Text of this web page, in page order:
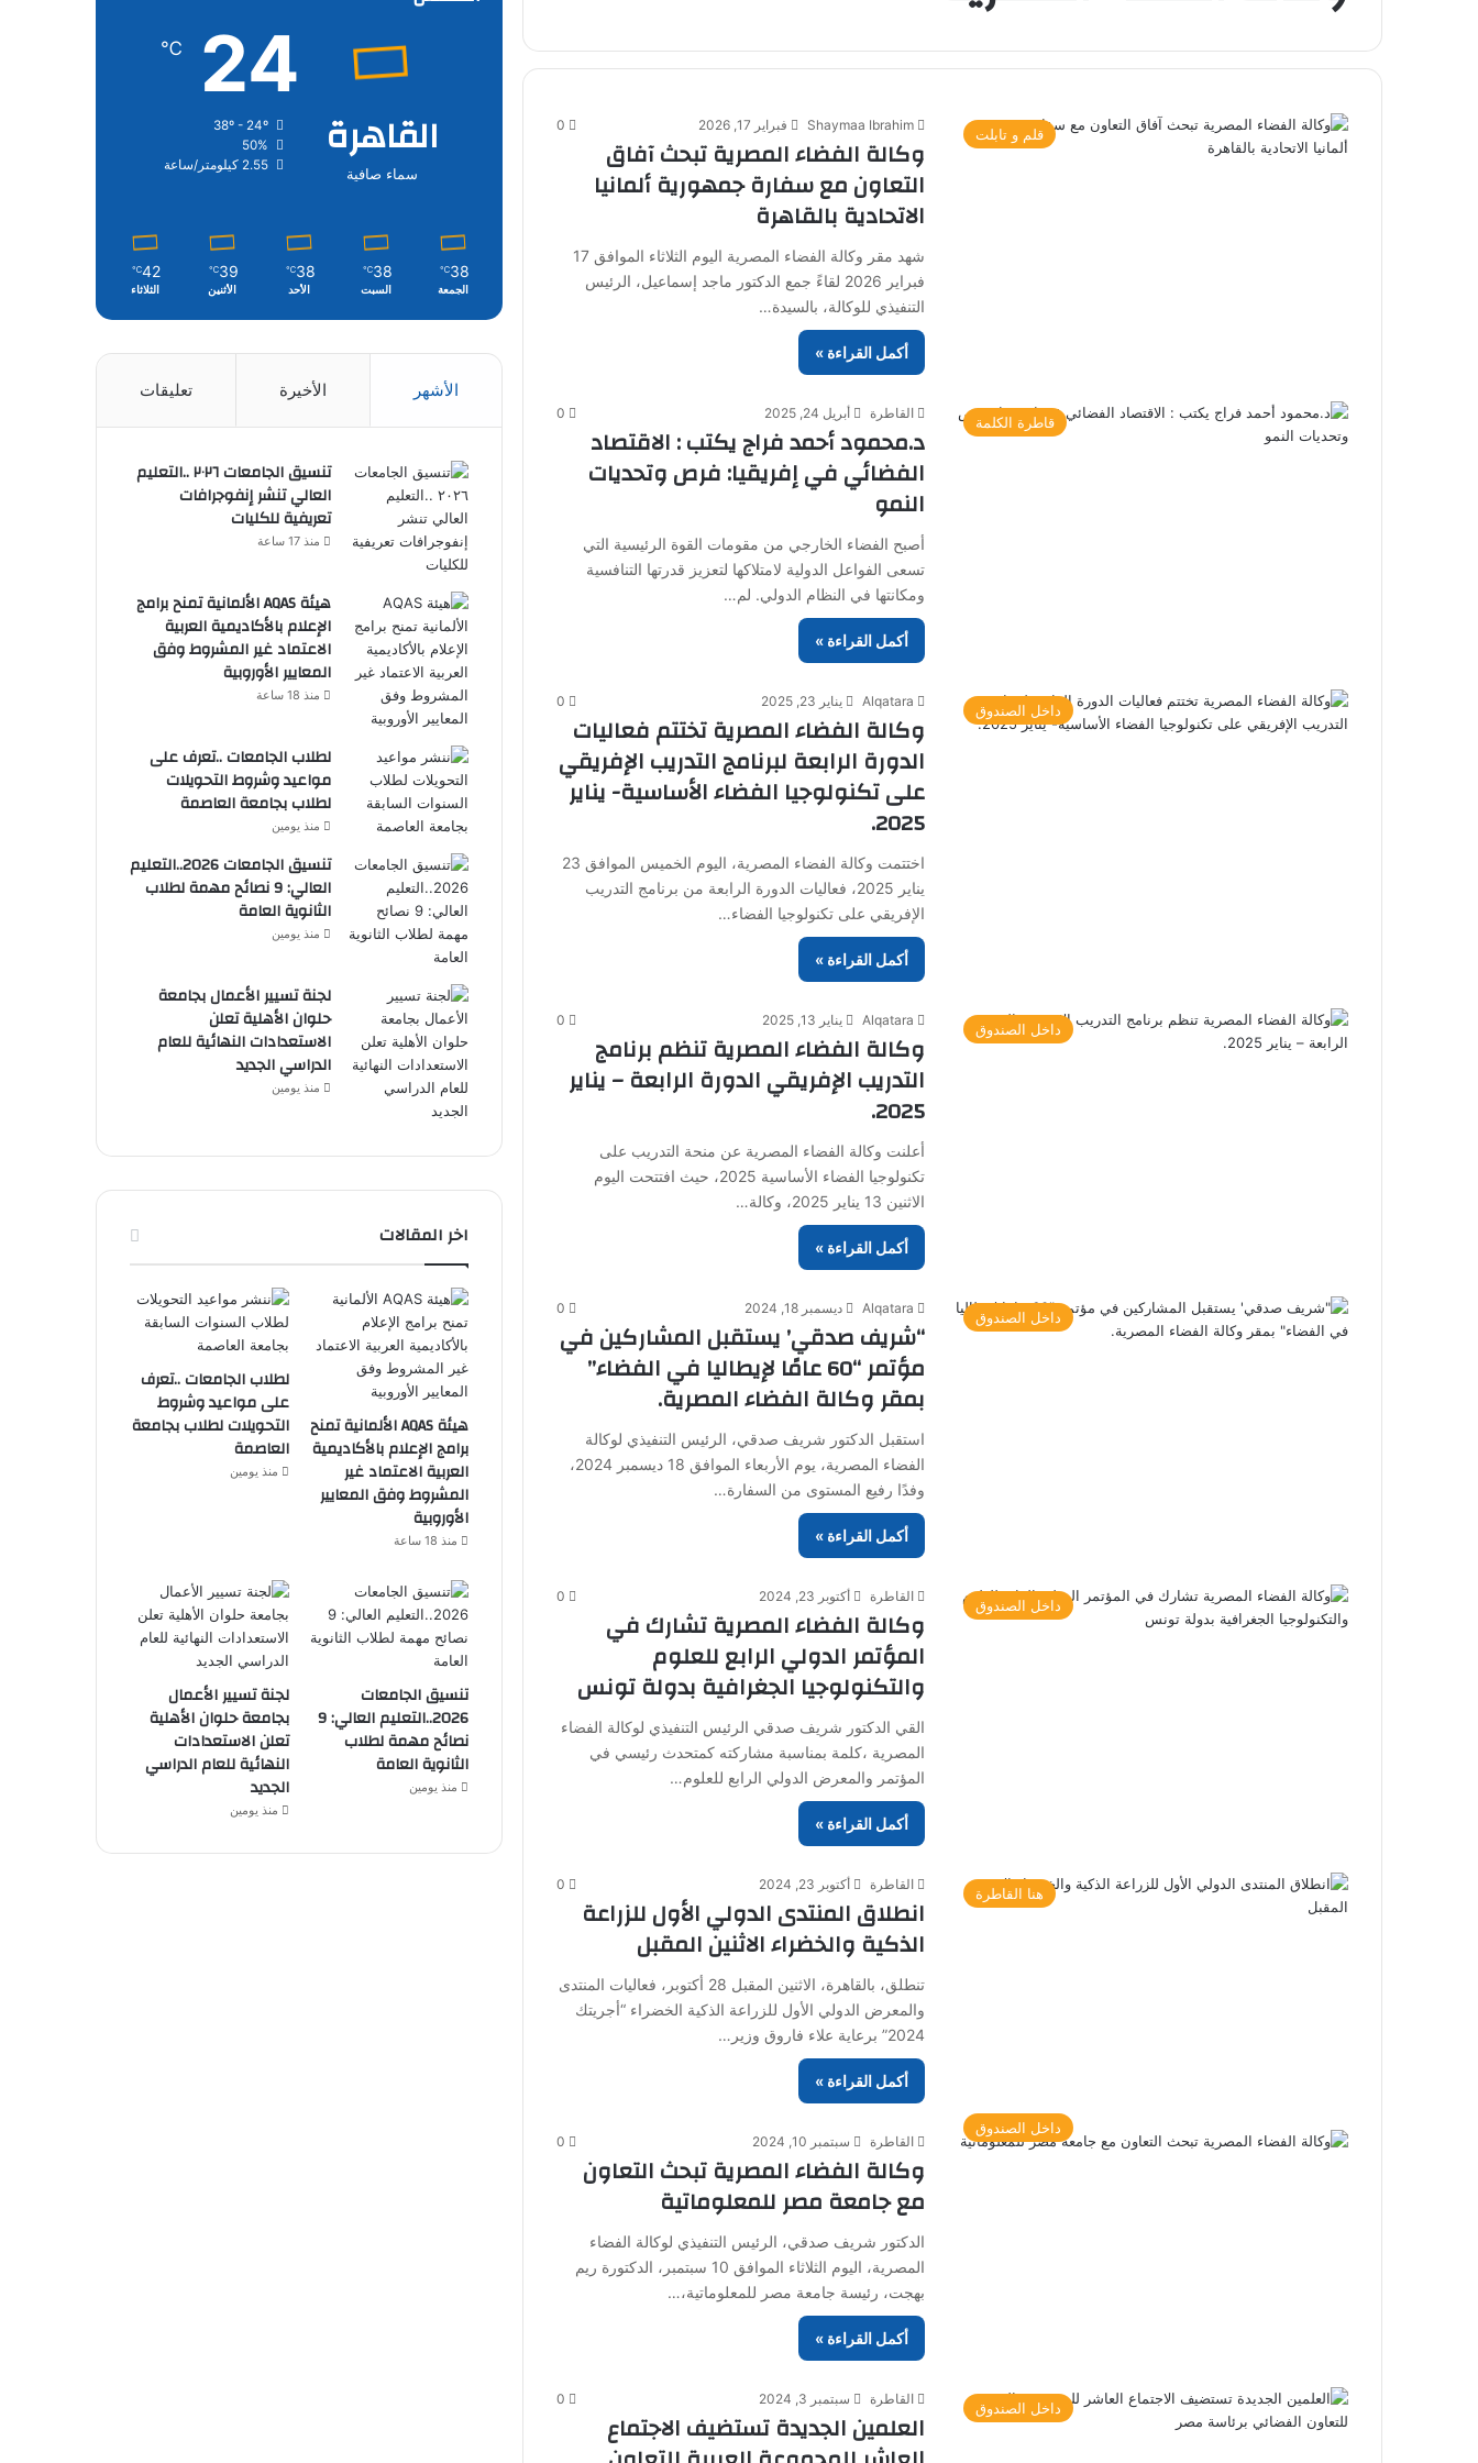
قلم و تابلت
Shaymaa Ibrahim فبراير 17, 2026 0
وكالة الفضاء المصرية تبحث آفاق
التعاون مع سفارة جمهورية ألمانيا
الاتحادية بالقاهرة
شهد مقر وكالة الفضاء المصرية اليوم الثلاثاء الموافق 17
فبراير 2026 لقاءً جمع الدكتور ماجد إسماعيل، الرئيس
التنفيذي للوكالة، بالسيدة…
أكمل القراءة »
قاطرة الكلمة
القاطرة أبريل 24, 2025 0
د.محمود أحمد فراج يكتب : الاقتصاد
الفضائي في إفريقيا: فرص وتحديات
النمو
أصبح الفضاء الخارجي من مقومات القوة الرئيسية التي
تسعى الفواعل الدولية لامتلاكها لتعزيز قدرتها التنافسية
ومكانتها في النظام الدولي. لم…
أكمل القراءة »
داخل الصندوق
Alqatara يناير 23, 2025 0
وكالة الفضاء المصرية تختتم فعاليات
الدورة الرابعة لبرنامج التدريب الإفريقي
على تكنولوجيا الفضاء الأساسية- يناير
2025.
اختتمت وكالة الفضاء المصرية، اليوم الخميس الموافق 23
يناير 2025، فعاليات الدورة الرابعة من برنامج التدريب
الإفريقي على تكنولوجيا الفضاء…
أكمل القراءة »
داخل الصندوق
Alqatara يناير 13, 2025 0
وكالة الفضاء المصرية تنظم برنامج
التدريب الإفريقي الدورة الرابعة – يناير
2025.
أعلنت وكالة الفضاء المصرية عن منحة التدريب على
تكنولوجيا الفضاء الأساسية 2025، حيث افتتحت اليوم
الاثنين 13 يناير 2025، وكالة…
أكمل القراءة »
داخل الصندوق
Alqatara ديسمبر 18, 2024 0
“شريف صدقي’ يستقبل المشاركين في
مؤتمر “60 عامًا لإيطاليا في الفضاء”
بمقر وكالة الفضاء المصرية.
استقبل الدكتور شريف صدقي، الرئيس التنفيذي لوكالة
الفضاء المصرية، يوم الأربعاء الموافق 18 ديسمبر 2024،
وفدًا رفيع المستوى من السفارة…
أكمل القراءة »
داخل الصندوق
القاطرة أكتوبر 23, 2024 0
وكالة الفضاء المصرية تشارك في
المؤتمر الدولي الرابع للعلوم
والتكنولوجيا الجغرافية بدولة تونس
القي الدكتور شريف صدقي الرئيس التنفيذي لوكالة الفضاء
المصرية ،كلمة بمناسبة مشاركته كمتحدث رئيسي في
المؤتمر والمعرض الدولي الرابع للعلوم…
أكمل القراءة »
هنا القاطرة
القاطرة أكتوبر 23, 2024 0
انطلاق المنتدى الدولي الأول للزراعة
الذكية والخضراء الاثنين المقبل
تنطلق، بالقاهرة، الاثنين المقبل 28 أكتوبر، فعاليات المنتدى
والمعرض الدولي الأول للزراعة الذكية الخضراء “أجريتك
2024” برعاية علاء فاروق وزير…
أكمل القراءة »
داخل الصندوق
القاطرة سبتمبر 10, 2024 0
وكالة الفضاء المصرية تبحث التعاون
مع جامعة مصر للمعلوماتية
الدكتور شريف صدقي، الرئيس التنفيذي لوكالة الفضاء
المصرية، اليوم الثلاثاء الموافق 10 سبتمبر، الدكتورة ريم
بهجت، رئيسة جامعة مصر للمعلوماتية،…
أكمل القراءة »
داخل الصندوق
القاطرة سبتمبر 3, 2024 0
العلمين الجديدة تستضيف الاجتماع
القاهرة
سماء صافية
24
℃
38º - 24º
50%
2.55 كيلومتر/ساعة
38
℃
الجمعة
38
℃
السبت
38
℃
الأحد
39
℃
الأثنين
42
℃
الثلاثاء
الأشهر الأخيرة تعليقات
تنسيق الجامعات ٢٠٢٦ ..التعليم
العالي تنشر إنفوجرافات
تعريفية للكليات
منذ 17 ساعة
هيئة AQAS الألمانية تمنح برامج
الإعلام بالأكاديمية العربية
الاعتماد غير المشروط وفق
المعايير الأوروبية
منذ 18 ساعة
لطلاب الجامعات ..تعرف على
مواعيد وشروط التحويلات
لطلاب بجامعة العاصمة
منذ يومين
تنسيق الجامعات 2026..التعليم
العالي: 9 نصائح مهمة لطلاب
الثانوية العامة
منذ يومين
لجنة تسيير الأعمال بجامعة
حلوان الأهلية تعلن
الاستعدادات النهائية للعام
الدراسي الجديد
منذ يومين
اخر المقالات
هيئة AQAS الألمانية تمنح
برامج الإعلام بالأكاديمية
العربية الاعتماد غير
المشروط وفق المعايير
الأوروبية
منذ 18 ساعة
لطلاب الجامعات ..تعرف
على مواعيد وشروط
التحويلات لطلاب بجامعة
العاصمة
منذ يومين
تنسيق الجامعات
2026..التعليم العالي: 9
نصائح مهمة لطلاب
الثانوية العامة
منذ يومين
لجنة تسيير الأعمال
بجامعة حلوان الأهلية
تعلن الاستعدادات
النهائية للعام الدراسي
الجديد
منذ يومين